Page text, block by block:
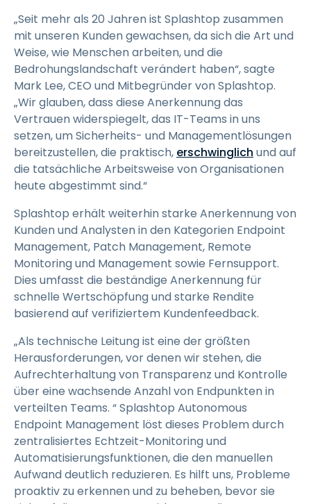
„Seit mehr als 20 Jahren ist Splashtop zusammen
mit unseren Kunden gewachsen, da sich die Art und
Weise, wie Menschen arbeiten, und die
Bedrohungslandschaft verändert haben“, sagte
Mark Lee, CEO und Mitbegründer von Splashtop.
„Wir glauben, dass diese Anerkennung das
Vertrauen widerspiegelt, das IT-Teams in uns
setzen, um Sicherheits- und Managementlösungen
bereitzustellen, die praktisch, erschwinglich und auf
die tatsächliche Arbeitsweise von Organisationen
heute abgestimmt sind.“
Splashtop erhält weiterhin starke Anerkennung von
Kunden und Analysten in den Kategorien Endpoint
Management, Patch Management, Remote
Monitoring und Management sowie Fernsupport.
Dies umfasst die beständige Anerkennung für
schnelle Wertschöpfung und starke Rendite
basierend auf verifiziertem Kundenfeedback.
„Als technische Leitung ist eine der größten
Herausforderungen, vor denen wir stehen, die
Aufrechterhaltung von Transparenz und Kontrolle
über eine wachsende Anzahl von Endpunkten in
verteilten Teams. “ Splashtop Autonomous
Endpoint Management löst dieses Problem durch
zentralisiertes Echtzeit-Monitoring und
Automatisierungsfunktionen, die den manuellen
Aufwand deutlich reduzieren. Es hilft uns, Probleme
proaktiv zu erkennen und zu beheben, bevor sie